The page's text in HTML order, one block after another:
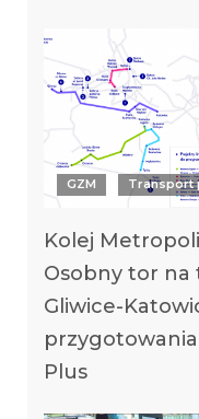
GZM Transport
Kolej
Osobny tor na
Gliwice-
Plus